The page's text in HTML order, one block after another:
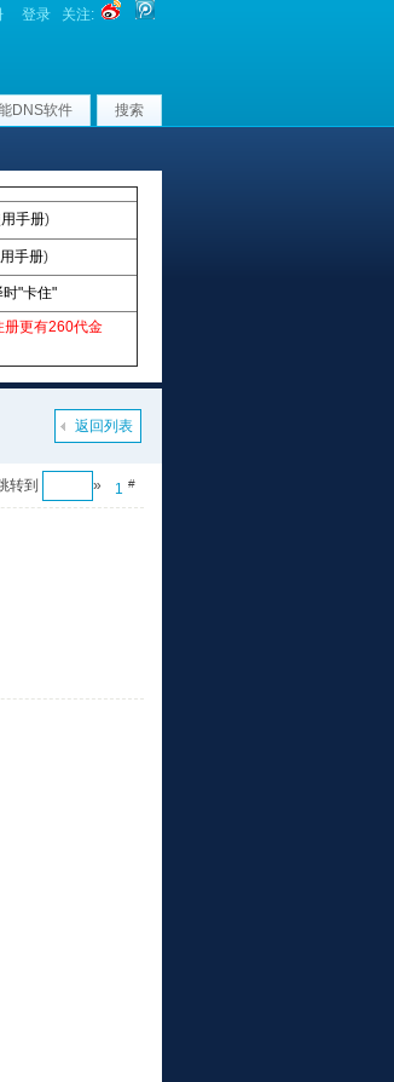
登录 关注:
DNS软件 搜索
手册)
手册)
"卡住"
册更有260代金
返回列表
1 #
转到 »